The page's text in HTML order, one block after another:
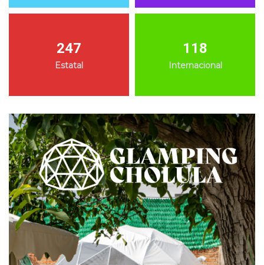
247
Estatal
118
Internacional